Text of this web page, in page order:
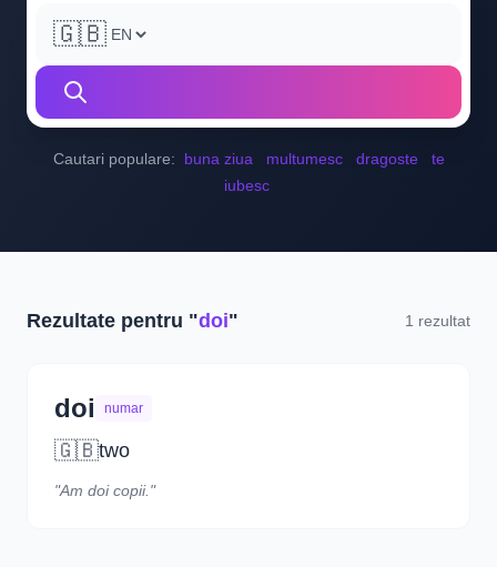
🇬🇧
Cautari populare: buna ziua multumesc dragoste
te
iubesc
Rezultate pentru "doi" 1 rezultat
doi numar
🇬🇧two
"Am doi copii."